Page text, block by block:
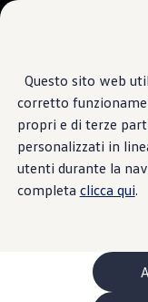
Questo sito web
corretto
propri e di terze
personalizzati in
utenti durante la
completa clicca qui.
Passa ai
contenuti
principali
Passa
a
fondo
pagina
Pick-
Van
Modelli
Confronta i
Volkswagen
Acquista il tuo
5 Plus
Usato